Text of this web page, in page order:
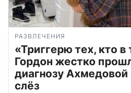
РАЗВЛЕЧЕНИЯ
«Триггерю тех, кто в
Гордон жестко
диагнозу Ахмедовой
слёз